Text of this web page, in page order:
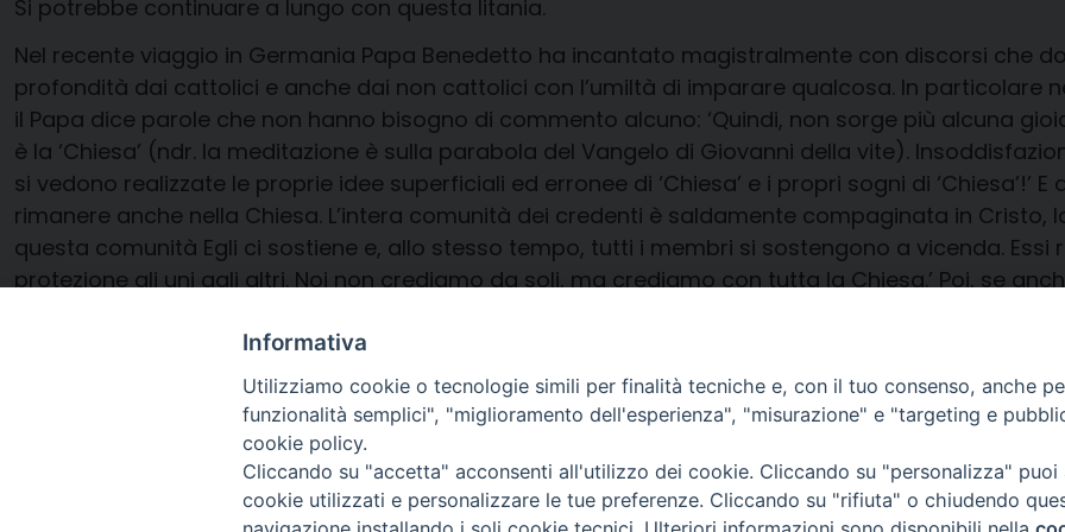
Si potrebbe continuare a lungo con questa litania.
Nel recente viaggio in Germania Papa Benedetto ha incantato magistralmente con discorsi che
profondità dai cattolici e anche dai non cattolici con l’umiltà di imparare qualcosa. In particolare
il Papa dice parole che non hanno bisogno di commento alcuno: ‘Quindi, non sorge più alcuna
è la ‘Chiesa’ (ndr. la meditazione è sulla parabola del Vangelo di Giovanni della vite).
si vedono realizzate le proprie idee superficiali ed erronee di ‘Chiesa’ e i propri sogni di ‘Chiesa’!’ E
rimanere anche nella Chiesa. L’intera comunità dei credenti è saldamente compaginata in Cristo,
questa comunità Egli ci sostiene e, allo stesso tempo, tutti i membri si sostengono a vicenda.
protezione gli uni agli altri. Noi non crediamo da soli, ma crediamo con tutta la Chiesa.’ Poi, se
Enrico Maria Saviotti
Informativa
Utilizziamo cookie o tecnologie simili per finalità tecniche e, con il tuo consenso, anche
funzionalità semplici", "miglioramento dell'esperienza", "misurazione" e "targeting e
cookie policy.
Cliccando su "accetta" acconsenti all'utilizzo dei cookie. Cliccando su "personalizza"
cookie utilizzati e personalizzare le tue preferenze. Cliccando su "rifiuta" o chiudendo